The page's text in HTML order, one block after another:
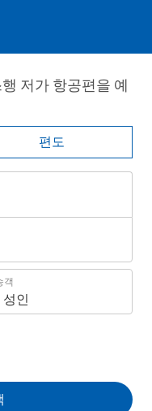
저가 항공편을 예
편도
객
성인